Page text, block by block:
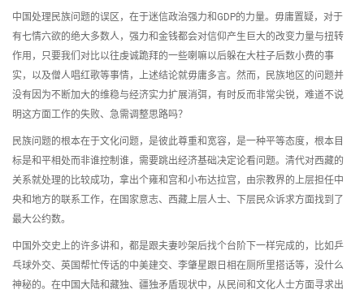
中国处理民族问题的误区，在于迷信政治强力和GDP的力量。毋庸置疑，对于
有七情六欲的绝大多数人，强力和金钱都会对信仰产生巨大的改变力量与扭转
作用，只要我们对比以往虔诚跪拜的一些喇嘛以后躲在大柱子后数小费的事
实，以及僧人唱红歌等事情，上述结论就毋庸多言。然而，民族地区的问题并
没有因为不断加大的维稳与经济实力扩展消弭，有时反而非常尖锐，难道不说
明这方面工作的失败、急需调整思路吗？
民族问题的根本在于文化问题，是彼此尊重和宽容，是一种平等态度，根本目
标是和平相处而非谁控制谁，需要跳出经济基础决定论看问题。清代对西藏的
关系就处理的比较成功，拿出个雍和宫和小布达拉宫，由宗教界的上层担任中
央和地方的联系工作，在国家意志、西藏上层人士、下层民众诉求方面找到了
最大公约数。
中国外交史上的许多讲和，都是跟夫妻吵架后找个台阶下一样完成的，比如乒
乓球外交、英国帮忙传话的中美建交、李肇星跟日相在厕所里搭话等，没什么
神秘的。在中国大陆和藏独、疆独矛盾现状中，从民间和文化人士方面寻求出